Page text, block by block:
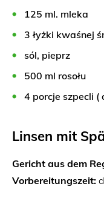
125 ml. mleka
3 łyżki kwaśnej
sól, pieprz
500 ml rosołu
4 porcje szpecli (
Linsen mit
Gericht aus dem
Vorbereitungszeit: